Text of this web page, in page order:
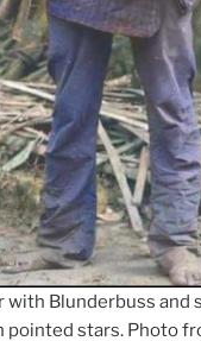
with Blunderbuss and
pointed stars. Photo